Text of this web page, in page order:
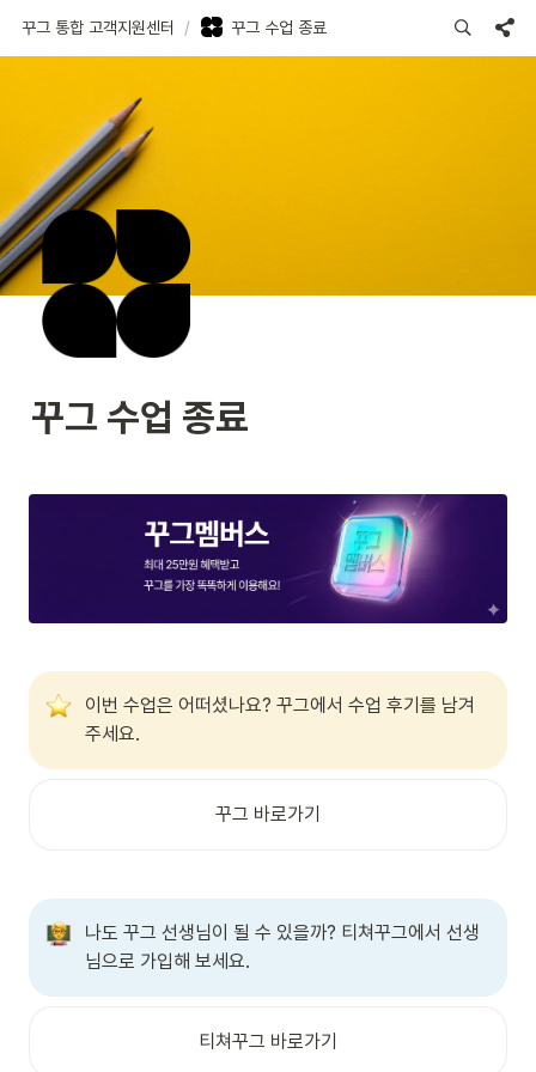
꾸그 통합 고객지원센터 / 꾸그 수업 종료
꾸그 수업 종료
이번 수업은 어떠셨나요? 꾸그에서 수업 후기를 남겨
주세요.
꾸그 바로가기
나도 꾸그 선생님이 될 수 있을까? 티쳐꾸그에서 선생
님으로 가입해 보세요.
티쳐꾸그 바로가기